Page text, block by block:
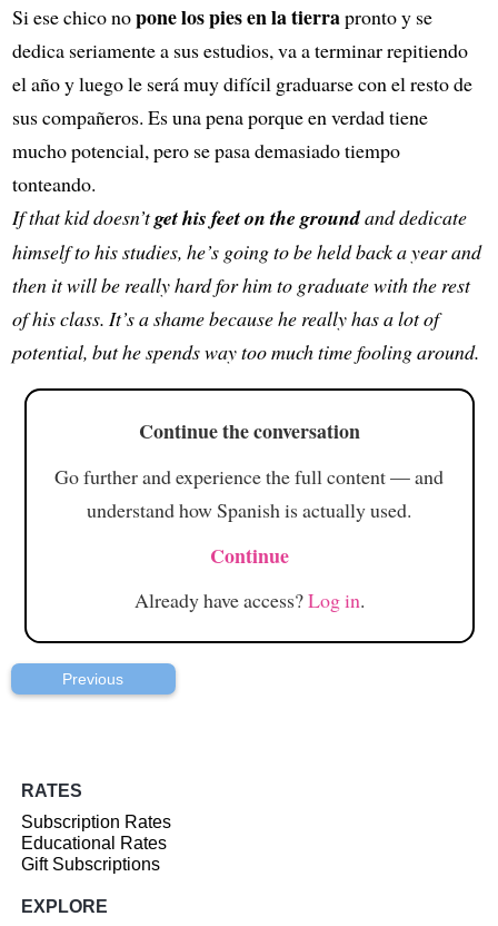
Si ese chico nopone los pies en la tierrapronto y se
dedica seriamente a sus estudios, va a terminar repitiendo
el año y luego le será muy difícil graduarse con el resto de
sus compañeros. Es una pena porque en verdad tiene
mucho potencial, pero se pasa demasiado tiempo
tonteando.
If that kid doesn’tget his feet on the groundand dedicate
himself to his studies, he’s going to be held back a year and
then it will be really hard for him to graduate with the rest
of his class. It’s a shame because he really has a lot of
potential, but he spends way too much time fooling around.
Continue the conversation
Go further and experience the full content — and
understand how Spanish is actually used.
Continue
Already have access?Log in.
Previous
RATES
Subscription Rates
Educational Rates
Gift Subscriptions
EXPLORE